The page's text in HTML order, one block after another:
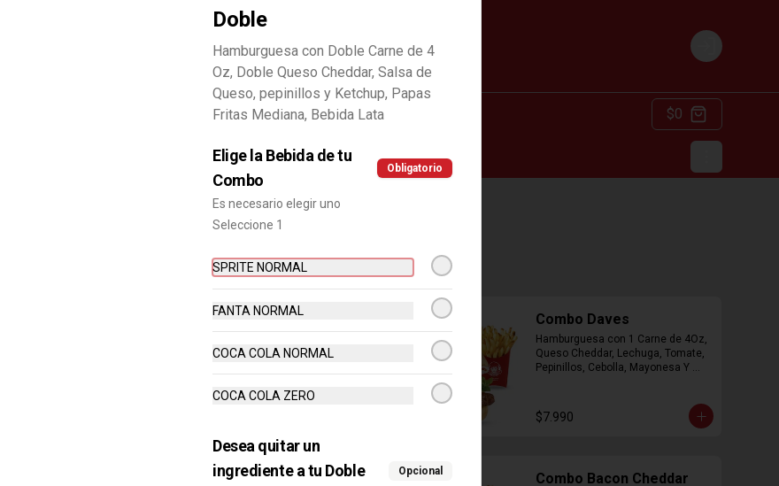
Login
$0
Combo Baconaisse Doble
Mediana, Bebida lata, Cup Salsa
Combo Daves
Hamburguesa con 1 Carne de 4Oz,
Queso Cheddar, Lechuga, Tomate,
Pepinillos, Cebolla, Mayonesa Y
$7.990
Combo Bacon Cheddar
Combo Bacon Cheddar
Doble
Hamburguesa con Doble Carne de 4
Oz, Doble Queso Cheddar, Salsa de
Queso, pepinillos y Ketchup, Papas
Fritas Mediana, Bebida Lata
Elige la Bebida de tu
Combo
Obligatorio
Es necesario elegir uno
Seleccione 1
SPRITE NORMAL
FANTA NORMAL
COCA COLA NORMAL
COCA COLA ZERO
Desea quitar un
ingrediente a tu Doble
Opcional